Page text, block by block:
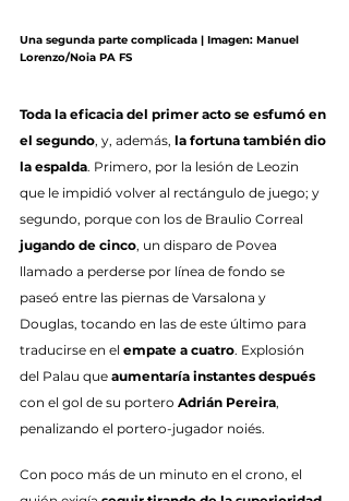
Una segunda parte complicada | Imagen: Manuel
Lorenzo/Noia PA FS
Toda la eficacia del primer acto se esfumó en
el segundo, y, además, la fortuna también dio
la espalda. Primero, por la lesión de Leozin
que le impidió volver al rectángulo de juego; y
segundo, porque con los de Braulio Correal
jugando de cinco, un disparo de Povea
llamado a perderse por línea de fondo se
paseó entre las piernas de Varsalona y
Douglas, tocando en las de este último para
traducirse en el empate a cuatro. Explosión
del Palau que aumentaría instantes después
con el gol de su portero Adrián Pereira,
penalizando el portero-jugador noiés.
Con poco más de un minuto en el crono, el